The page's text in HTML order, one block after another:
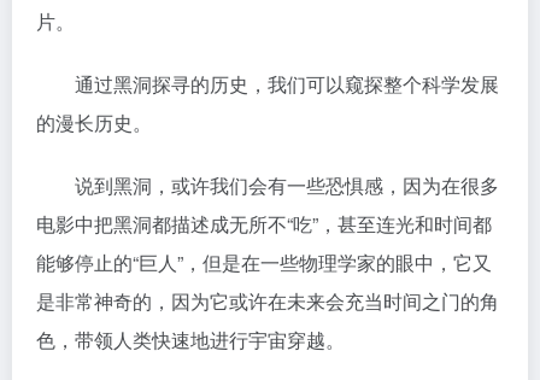
片。
通过黑洞探寻的历史，我们可以窥探整个科学发展
的漫长历史。
说到黑洞，或许我们会有一些恐惧感，因为在很多
电影中把黑洞都描述成无所不“吃”，甚至连光和时间都
能够停止的“巨人”，但是在一些物理学家的眼中，它又
是非常神奇的，因为它或许在未来会充当时间之门的角
色，带领人类快速地进行宇宙穿越。